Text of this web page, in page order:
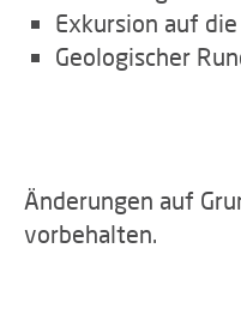
Exkursion auf
Geologischer
Änderungen auf
vorbehalten.